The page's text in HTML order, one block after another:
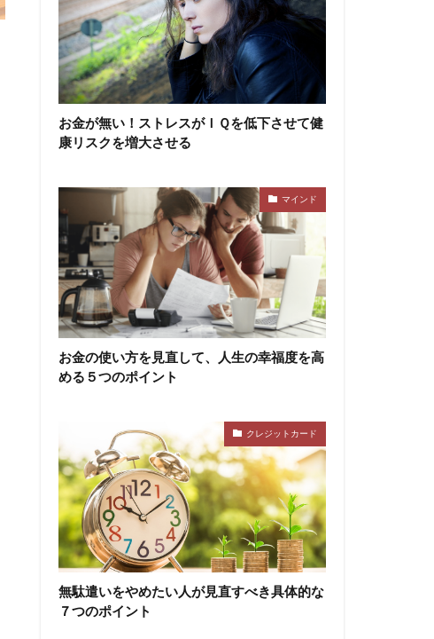
お金が無い！ストレスがＩＱを低下させて健
康リスクを増大させる
マインド
お金の使い方を見直して、人生の幸福度を高
める５つのポイント
クレジットカード
無駄遣いをやめたい人が見直すべき具体的な
７つのポイント